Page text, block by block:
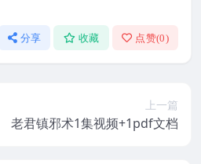
分享 收藏 点赞(0)
上一篇
老君镇邪术1集视频+1pdf文档